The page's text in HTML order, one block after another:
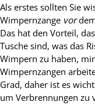
Als erstes sollten Sie
Wimpernzange vor
Das hat den Vorteil,
Tusche sind, was das
Wimpern zu haben,
Wimpernzangen
Grad, daher ist es
um Verbrennungen zu